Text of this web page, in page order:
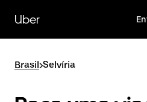
para
conteúdo
Uber
Brasil>Selvíria